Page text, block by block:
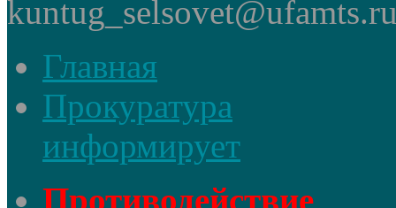
Главная
Прокуратура
информирует
Противодействие